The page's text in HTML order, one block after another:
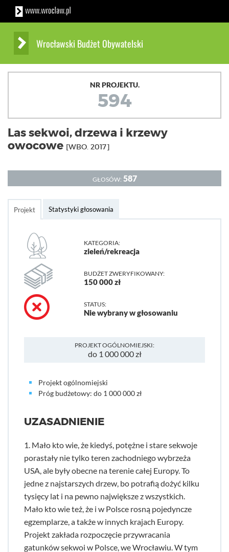
Wrocławski Budżet Obywatelski
NR PROJEKTU.
594
Las sekwoi, drzewa i krzewy
owocowe [WBO. 2017]
GŁOSÓW: 587
Projekt Statystyki głosowania
KATEGORIA:
zieleń/rekreacja
BUDŻET ZWERYFIKOWANY:
150 000 zł
STATUS:
Nie wybrany w głosowaniu
PROJEKT OGÓLNOMIEJSKI:
do 1 000 000 zł
Projekt ogólnomiejski
Próg budżetowy: do 1 000 000 zł
UZASADNIENIE
1. Mało kto wie, że kiedyś, potężne i stare sekwoje
porastały nie tylko teren zachodniego wybrzeża
USA, ale były obecne na terenie całej Europy. To
jedne z najstarszych drzew, bo potrafią dożyć kilku
tysięcy lat i na pewno największe z wszystkich.
Mało kto wie też, że i w Polsce rosną pojedyncze
egzemplarze, a także w innych krajach Europy.
Projekt zakłada rozpoczęcie przywracania
gatunków sekwoi w Polsce, we Wrocławiu. W tym